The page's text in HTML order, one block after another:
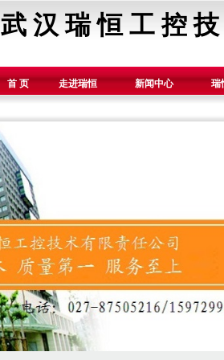
武 汉 瑞 恒 工 控
首 页 走进瑞恒 新闻中心 瑞